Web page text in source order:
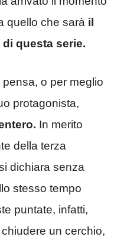
quello che sarà il
questa serie.
o per meglio
protagonista,
In merito
della terza
dichiara senza
stesso tempo
puntate, infatti,
un cerchio,